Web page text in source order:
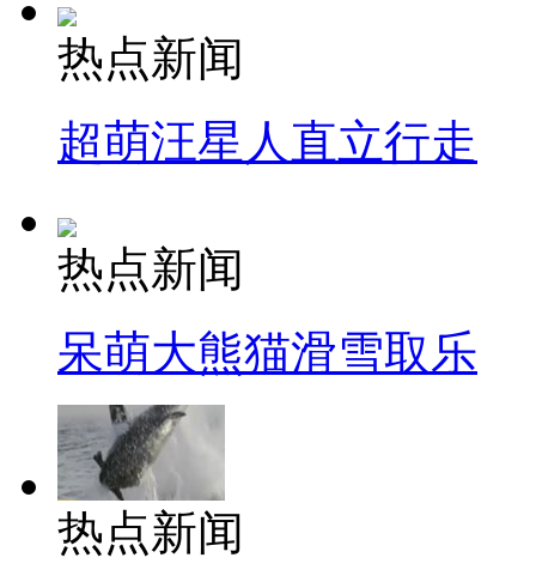
热点新闻
超萌汪星人直立行走
热点新闻
呆萌大熊猫滑雪取乐
热点新闻